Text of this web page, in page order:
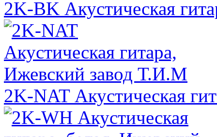
2K-BK Акустическая
2K-NAT Акустическая